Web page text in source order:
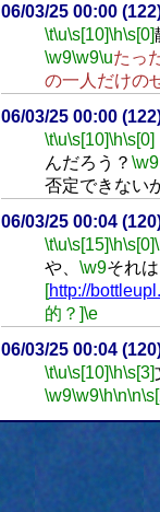
06/03/25 00:00
\t\u\s[10]\h\s[0]
\w9\w9\uたっ
の一人だけの
06/03/25 00:00
\t\u\s[10]\h\s[0]
んだろう？ \w9
否定できない
06/03/25 00:04
\t\u\s[15]\h\s[0]
や、 \w9それ
[http://
的？]\e
06/03/25 00:04
\t\u\s[10]\h\s[3]
\w9\w9\h\n\n